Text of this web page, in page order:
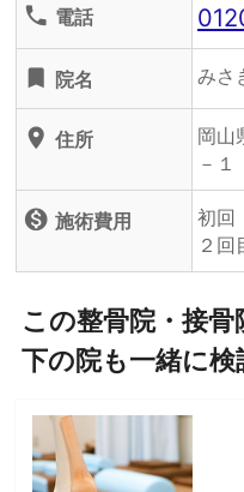
phone 電話
turned_in 院名 みさ
location_on 住所
岡山
－１
monetization_on 施術費用
初回
２回
この整骨院・接
下の院も一緒に